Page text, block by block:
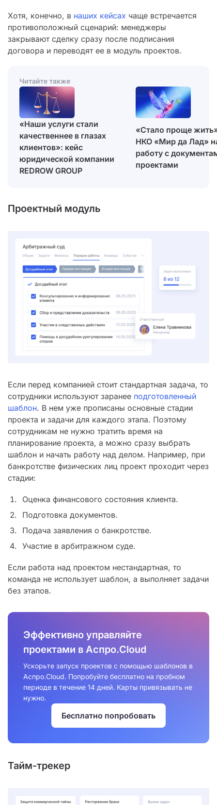
Хотя, конечно, в наших кейсах чаще встречается
противоположный сценарий: менеджеры
закрывают сделку сразу после подписания
договора и переводят ее в модуль проектов.
Читайте также
«Наши услуги стали
качественнее в глазах
клиентов»: кейс
юридической компании
REDROW GROUP
«Стало проще
НКО «Мир да Лад»
работу с
проектами
Проектный модуль
Если перед компанией стоит стандартная задача, то
сотрудники используют заранее подготовленный
шаблон. В нем уже прописаны основные стадии
проекта и задачи для каждого этапа. Поэтому
сотрудникам не нужно тратить время на
планирование проекта, а можно сразу выбрать
шаблон и начать работу над делом. Например, при
банкротстве физических лиц проект проходит через
стадии:
Оценка финансового состояния клиента.
Подготовка документов.
Подача заявления о банкротстве.
Участие в арбитражном суде.
Если работа над проектом нестандартная, то
команда не использует шаблон, а выполняет задачи
без этапов.
Эффективно управляйте
проектами в Аспро.Cloud
Ускорьте запуск проектов с помощью шаблонов в
Аспро.Cloud. Попробуйте бесплатно на пробном
периоде в течение 14 дней. Карты привязывать не
нужно.
Бесплатно попробовать
Тайм-трекер